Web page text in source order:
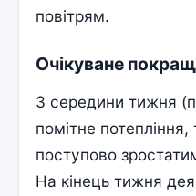
повітрям.
Очікуване
З середини тижня
помітне
поступово
На кінець тижня